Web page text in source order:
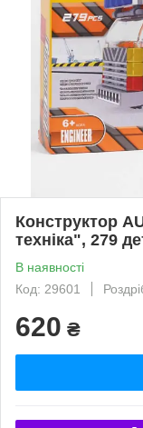
Конструктор
техніка", 279
В наявності
Код: 29601
620 ₴